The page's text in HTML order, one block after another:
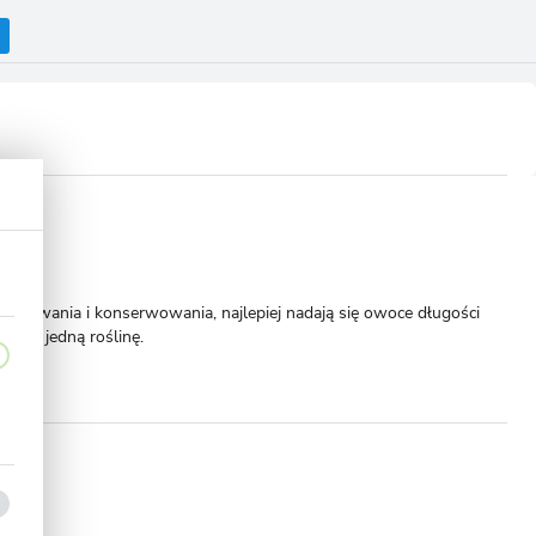
i konserwowania, najlepiej nadają się owoce długości
jedną roślinę.